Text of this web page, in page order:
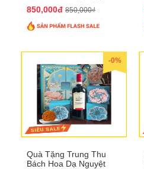
850,000đ 850,000₫
-0%
Quà Tặng Trung Thu
Bách Hoa Dạ Nguyệt